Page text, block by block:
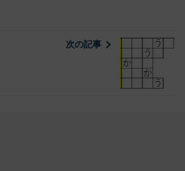
次の記事